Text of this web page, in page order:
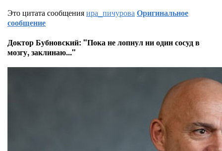
Это цитата сообщенияира_пичуроваОригинальное
сообщение
Доктор Бубновский: "Пока не лопнул ни один сосуд в
мозгу, заклинаю..."